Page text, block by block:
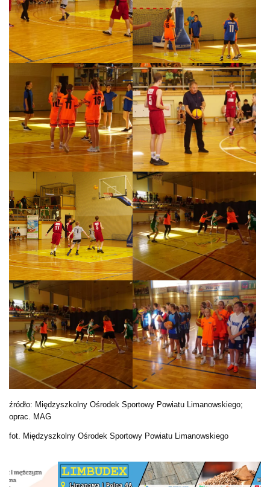
źródło: Międzyszkolny Ośrodek Sportowy Powiatu Limanowskiego;
oprac. MAG
fot. Międzyszkolny Ośrodek Sportowy Powiatu Limanowskiego